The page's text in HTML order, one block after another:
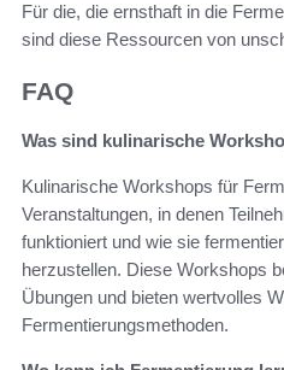
Für die, die ernsthaft in die
sind diese Ressourcen von
FAQ
Was sind kulinarische
Kulinarische Workshops für
Veranstaltungen, in denen
funktioniert und wie sie
herzustellen. Diese Workshops
Übungen und bieten wertvolles
Fermentierungsmethoden.